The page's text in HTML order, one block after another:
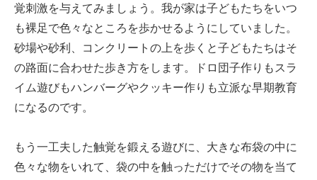
覚刺激を与えてみましょう。我が家は子どもたちをいつ
も裸足で色々なところを歩かせるようにしていました。
砂場や砂利、コンクリートの上を歩くと子どもたちはそ
の路面に合わせた歩き方をします。ドロ団子作りもスラ
イム遊びもハンバーグやクッキー作りも立派な早期教育
になるのです。
もう一工夫した触覚を鍛える遊びに、大きな布袋の中に
色々な物をいれて、袋の中を触っただけでその物を当て